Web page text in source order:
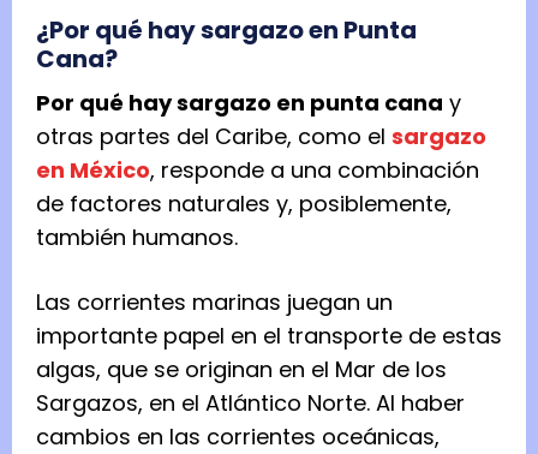
¿Por qué hay sargazo en Punta
Cana?
Por qué hay sargazo en punta cana y
otras partes del Caribe, como el sargazo
en México, responde a una combinación
de factores naturales y, posiblemente,
también humanos.
Las corrientes marinas juegan un
importante papel en el transporte de estas
algas, que se originan en el Mar de los
Sargazos, en el Atlántico Norte. Al haber
cambios en las corrientes oceánicas,